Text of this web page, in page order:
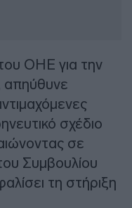
ΟΗΕ για την
απηύθυνε
σχέδιο
σε
Συμβουλίου
τη στήριξη